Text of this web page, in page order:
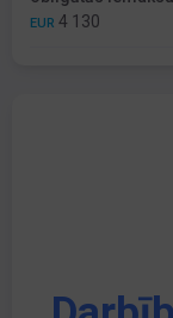
EUR 4 130